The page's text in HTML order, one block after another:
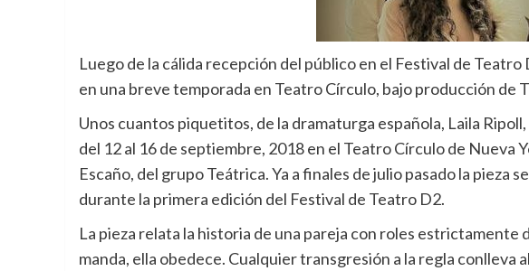
Luego de la cálida recepción del público en el Festival de Teatro
en una breve temporada en Teatro Círculo, bajo producción de
Unos cuantos piquetitos, de la dramaturga española, Laila
del 12 al 16 de septiembre, 2018 en el Teatro Círculo de Nueva
Escaño, del grupo Teátrica. Ya a finales de julio pasado la pieza
durante la primera edición del Festival de Teatro D2.
La pieza relata la historia de una pareja con roles
manda, ella obedece. Cualquier transgresión a la regla conlleva